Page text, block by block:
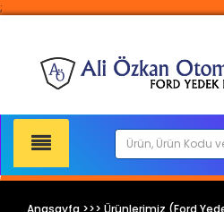
;
Anasayfa >>> Ürünlerimiz (Ford